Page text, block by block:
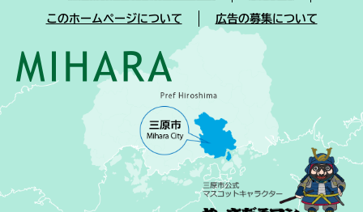
このホームページについて 広告の募集について